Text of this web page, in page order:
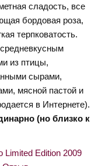
сладость, все
бордовая роза,
терпковатость.
из птицы,
сырами,
мясной пастой и
в Интернете).
(но близко к